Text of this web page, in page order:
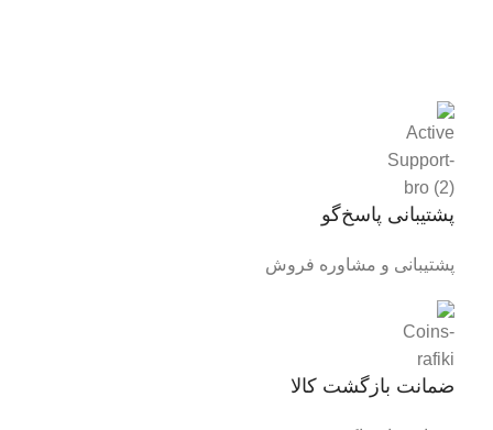
ضمانت بازگشت کالا
پشتیبانی پاسخ‌گو
پشتیبانی و مشاوره فروش